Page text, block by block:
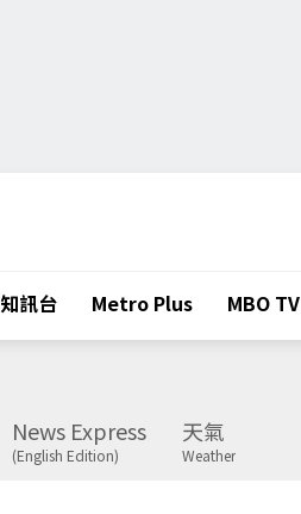
知訊台 Metro Plus MBO TV
News Express
(English Edition)
天氣
Weather